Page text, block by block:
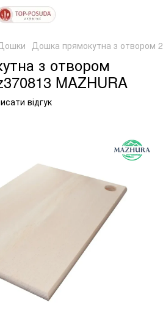
Дошка прямокутна з отвором
з отвором
MAZHURA
відгук